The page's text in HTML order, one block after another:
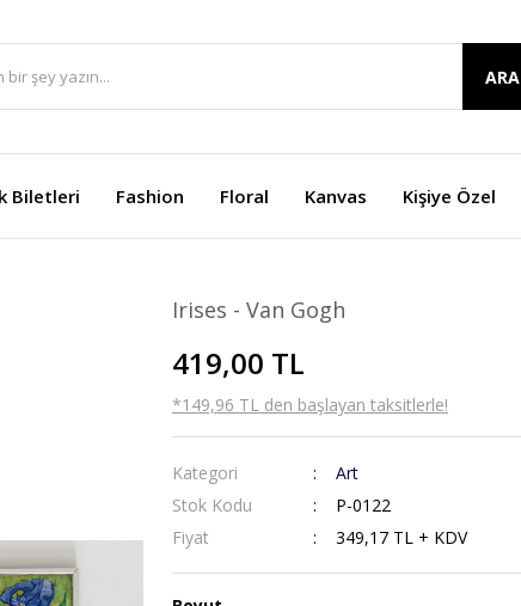
ARA
Biletleri Fashion Floral Kanvas Kişiye Özel
Irises - Van Gogh
419,00 TL
*149,96 TL den başlayan taksitlerle!
Kategori
Art
Stok Kodu
P-0122
Fiyat
349,17 TL + KDV